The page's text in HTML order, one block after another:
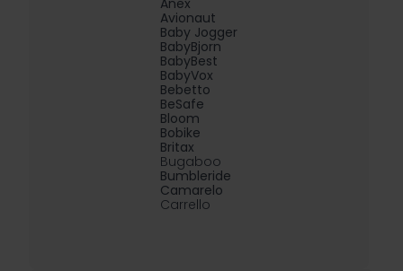
Anex
Avionaut
Baby Jogger
BabyBjorn
BabyBest
BabyVox
Bebetto
BeSafe
Bloom
Bobike
Britax
Bugaboo
Bumbleride
Camarelo
Carrello